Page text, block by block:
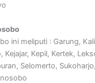
ini meliputi : Garung,
Kejajar, Kepil, Kertek,
Selomerto,